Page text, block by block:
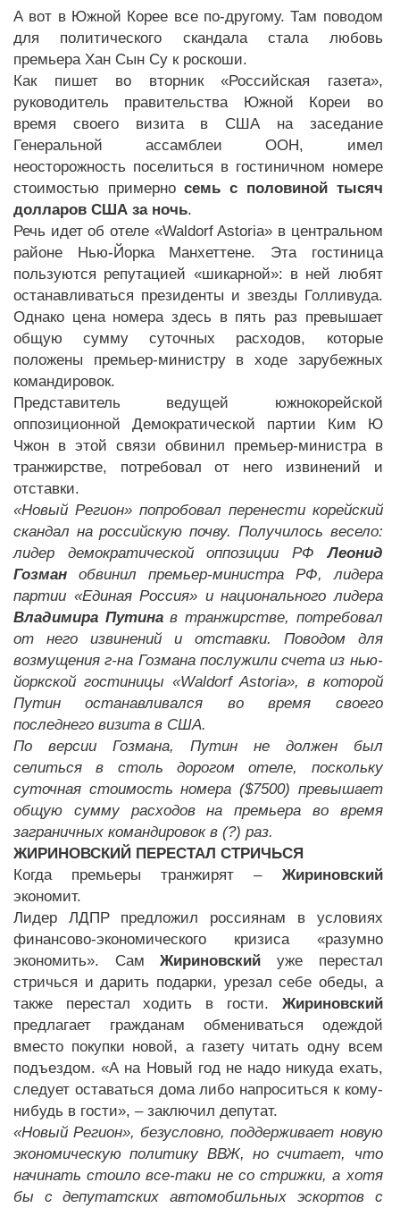
А вот в Южной Корее все по-другому. Там поводом
для политического скандала стала любовь
премьера Хан Сын Су к роскоши.
Как пишет во вторник «Российская газета»,
руководитель правительства Южной Кореи во
время своего визита в США на заседание
Генеральной ассамблеи ООН, имел
неосторожность поселиться в гостиничном номере
стоимостью примерносемь с половиной тысяч
долларов США за ночь.
Речь идет об отеле «Waldorf Astoria» в центральном
районе Нью-Йорка Манхеттене. Эта гостиница
пользуются репутацией «шикарной»: в ней любят
останавливаться президенты и звезды Голливуда.
Однако цена номера здесь в пять раз превышает
общую сумму суточных расходов, которые
положены премьер-министру в ходе зарубежных
командировок.
Представитель ведущей южнокорейской
оппозиционной Демократической партии Ким Ю
Чжон в этой связи обвинил премьер-министра в
транжирстве, потребовал от него извинений и
отставки.
«Новый Регион» попробовал перенести корейский
скандал на российскую почву. Получилось весело:
лидер демократической оппозиции РФЛеонид
Гозман обвинил премьер-министра РФ, лидера
партии «Единая Россия» и национального лидера
Владимира Путинав транжирстве, потребовал
от него извинений и отставки. Поводом для
возмущения г-на Гозмана послужили счета из нью-
йоркской гостиницы «Waldorf Astoria», в которой
Путин останавливался во время своего
последнего визита в США.
По версии Гозмана, Путин не должен был
селиться в столь дорогом отеле, поскольку
суточная стоимость номера ($7500) превышает
общую сумму расходов на премьера во время
заграничных командировок в (?) раз.
ЖИРИНОВСКИЙ ПЕРЕСТАЛ СТРИЧЬСЯ
Когда премьеры транжирят – Жириновский
экономит.
Лидер ЛДПР предложил россиянам в условиях
финансово-экономического кризиса «разумно
экономить». СамЖириновский уже перестал
стричься и дарить подарки, урезал себе обеды, а
также перестал ходить в гости. Жириновский
предлагает гражданам обмениваться одеждой
вместо покупки новой, а газету читать одну всем
подъездом. «А на Новый год не надо никуда ехать,
следует оставаться дома либо напроситься к кому-
нибудь в гости», – заключил депутат.
«Новый Регион», безусловно, поддерживает новую
экономическую политику ВВЖ, но считает, что
начинать стоило все-таки не со стрижки, а хотя
бы с депутатских автомобильных эскортов с